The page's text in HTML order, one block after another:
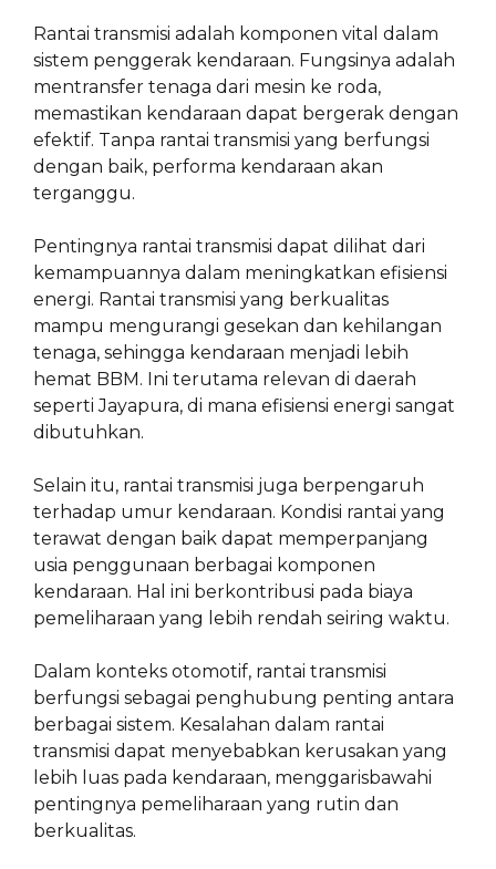
Rantai transmisi adalah komponen vital dalam
sistem penggerak kendaraan. Fungsinya adalah
mentransfer tenaga dari mesin ke roda,
memastikan kendaraan dapat bergerak dengan
efektif. Tanpa rantai transmisi yang berfungsi
dengan baik, performa kendaraan akan
terganggu.
Pentingnya rantai transmisi dapat dilihat dari
kemampuannya dalam meningkatkan efisiensi
energi. Rantai transmisi yang berkualitas
mampu mengurangi gesekan dan kehilangan
tenaga, sehingga kendaraan menjadi lebih
hemat BBM. Ini terutama relevan di daerah
seperti Jayapura, di mana efisiensi energi sangat
dibutuhkan.
Selain itu, rantai transmisi juga berpengaruh
terhadap umur kendaraan. Kondisi rantai yang
terawat dengan baik dapat memperpanjang
usia penggunaan berbagai komponen
kendaraan. Hal ini berkontribusi pada biaya
pemeliharaan yang lebih rendah seiring waktu.
Dalam konteks otomotif, rantai transmisi
berfungsi sebagai penghubung penting antara
berbagai sistem. Kesalahan dalam rantai
transmisi dapat menyebabkan kerusakan yang
lebih luas pada kendaraan, menggarisbawahi
pentingnya pemeliharaan yang rutin dan
berkualitas.